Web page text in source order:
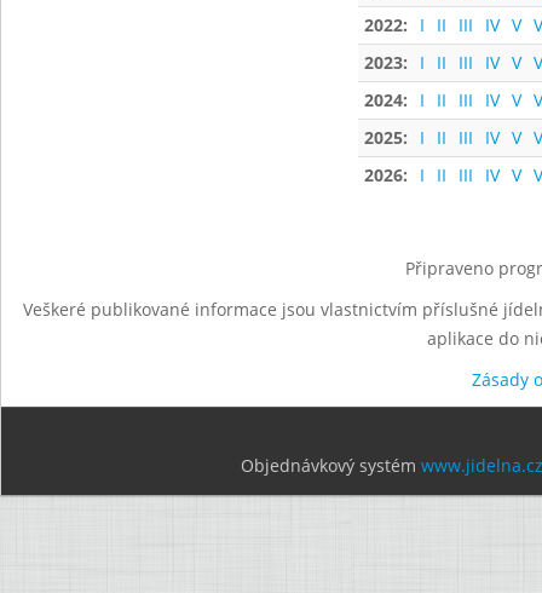
2022:
I II III IV V
2023:
I II III IV V
2024:
I II III IV V
2025:
I II III IV V
2026:
I II III IV V
Připraveno
Veškeré publikované informace jsou vlastnictvím příslušné
aplikace do
Zásady
Objednávkový systém www.jidelna.cz